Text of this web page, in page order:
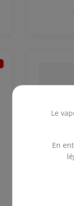
Le
En